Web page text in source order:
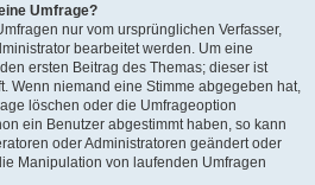
Umfrage?
nur vom ursprünglichen Verfasser,
bearbeitet werden. Um eine
ersten Beitrag des Themas; dieser ist
Wenn niemand eine Stimme abgegeben hat,
löschen oder die Umfrageoption
ein Benutzer abgestimmt haben, so kann
oder Administratoren geändert oder
Manipulation von laufenden Umfragen